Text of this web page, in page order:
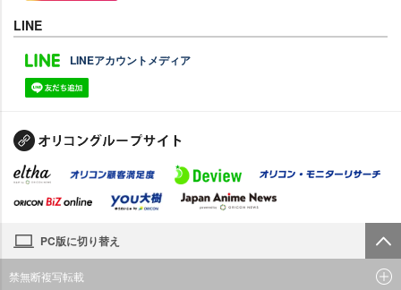
LINE
LINEアカウントメディア
PC版に切り替え
禁無断複写転載